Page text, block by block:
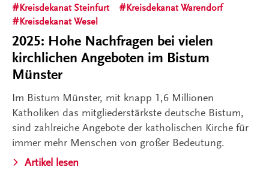
Kreisdekanat Steinfurt
Kreisdekanat Warendorf
Kreisdekanat Wesel
2025: Hohe Nachfragen bei vielen
kirchlichen Angeboten im Bistum
Münster
Im Bistum Münster, mit knapp 1,6 Millionen
Katholiken das mitgliederstärkste deutsche Bistum,
sind zahlreiche Angebote der katholischen Kirche für
immer mehr Menschen von großer Bedeutung.
Artikel lesen